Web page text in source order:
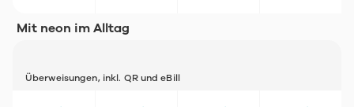
Mit neon im Alltag
Überweisungen, inkl. QR und eBill